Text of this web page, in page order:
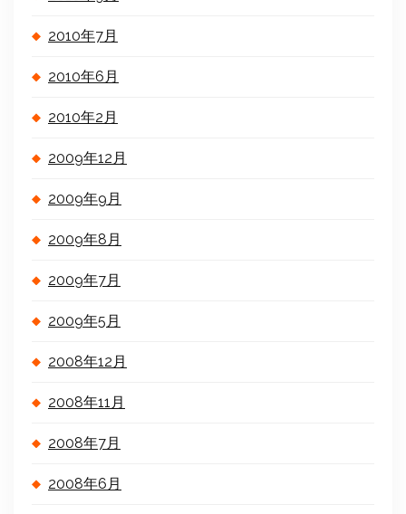
2010年7月
2010年6月
2010年2月
2009年12月
2009年9月
2009年8月
2009年7月
2009年5月
2008年12月
2008年11月
2008年7月
2008年6月